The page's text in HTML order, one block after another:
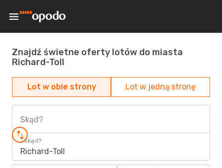
Znajdź świetne oferty lotów do miasta
Richard-Toll
Lot w obie strony Lot w jedną stronę
Skąd?
Dokąd?
Richard-Toll